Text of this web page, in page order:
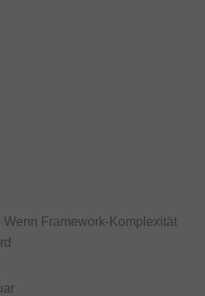
Wenn Framework-Komplexität